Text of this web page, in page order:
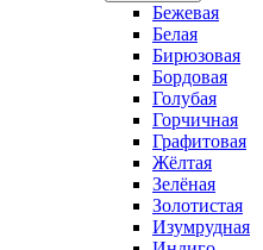
Бежевая
Белая
Бирюзовая
Бордовая
Голубая
Горчичная
Графитовая
Жёлтая
Зелёная
Золотистая
Изумрудная